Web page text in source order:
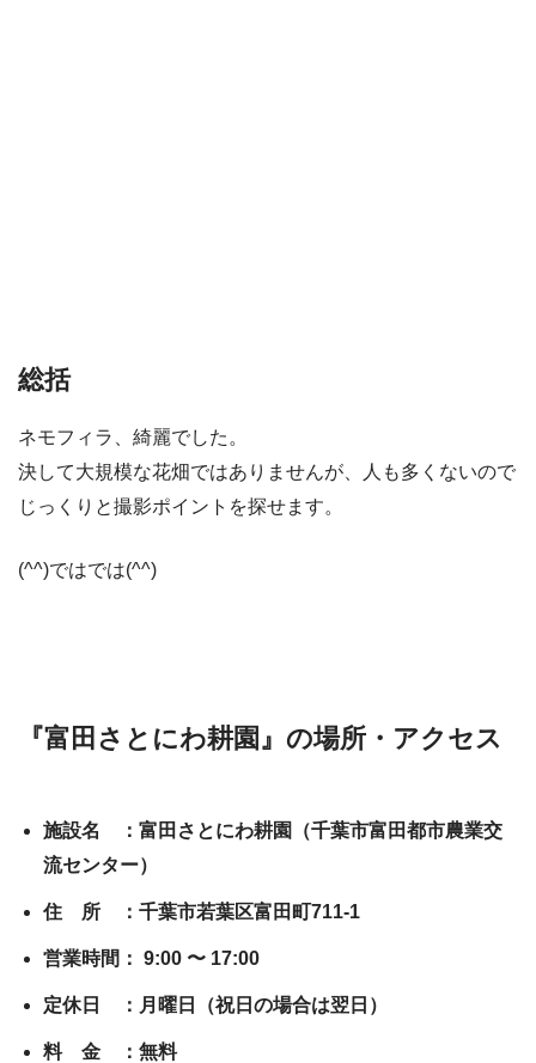
総括
ネモフィラ、綺麗でした。
決して大規模な花畑ではありませんが、人も多くないので
じっくりと撮影ポイントを探せます。
(^^)ではでは(^^)
『富田さとにわ耕園』の場所・アクセス
施設名 ：富田さとにわ耕園（千葉市富田都市農業交
流センター）
住 所 ：千葉市若葉区富田町711-1
営業時間： 9:00 〜 17:00
定休日 ：月曜日（祝日の場合は翌日）
料 金 ：無料